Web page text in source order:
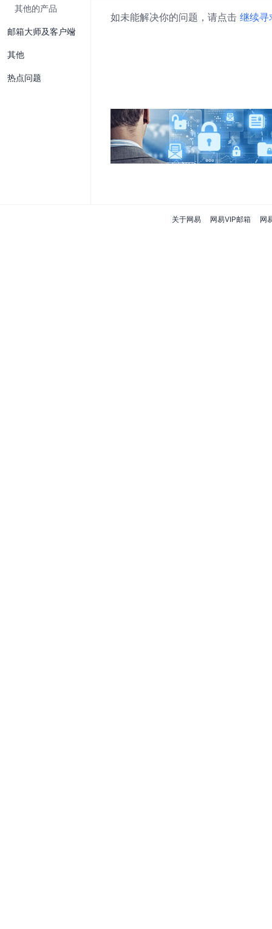
其他的产品
邮箱大师及客户端
其他
热点问题
如未能解决你的问题，请点击 继续寻
关于网易 网易VIP邮箱 网